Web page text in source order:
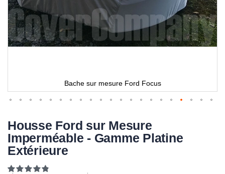
Bache sur mesure Ford Focus
Housse Ford sur Mesure
Imperméable - Gamme Platine
Extérieure
Notation: